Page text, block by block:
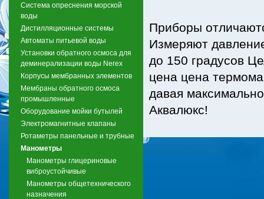
Система опреснения морской
воды
Дистилляционные системы
Автоматы питьевой воды
Установки обратного осмоса для
деминерализации воды Nerex
Корпусы мембранных элементов
Мембраны обратного осмоса
промышленные
Оборудование мойки бутылей
Электромагнитные клапаны
Ротаметры панельные и трубные
Манометры
Манометры глицериновые
виброустойчивые
Манометры общетехнического
назначения
Приборы
Измеряют
до 150 градусов
цена цена
давая
Аквалюкс!